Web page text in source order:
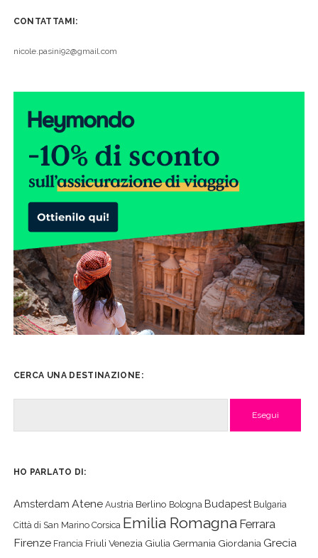
CONTATTAMI:
nicole.pasini92@gmail.com
CERCA UNA DESTINAZIONE:
HO PARLATO DI:
Amsterdam Atene Austria Berlino Bologna Budapest Bulgaria
Città di San Marino Corsica Emilia Romagna Ferrara
Firenze Francia Friuli Venezia Giulia Germania Giordania Grecia